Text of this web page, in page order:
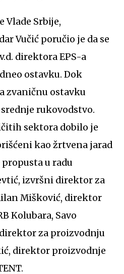
Vlade Srbije,
Vučić poručio je da se
direktora EPS-a
ostavku. Dok
zvaničnu ostavku
rukovodstvo.
sektora dobilo je
kao žrtvena jarad
u radu
izvršni direktor za
Mišković, direktor
Kolubara, Savo
za proizvodnju
direktor proizvodnje